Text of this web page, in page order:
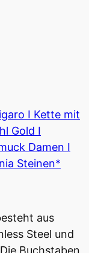
I Kette mit
Gold I
Damen I
Steinen*
aus
Steel und